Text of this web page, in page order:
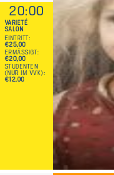
20:00
VARIETÉ
SALON
EINTRITT
€25,00
ERMÄSSIGT
€20,00
STUDENTEN
(NUR IM VVK)
€12,00